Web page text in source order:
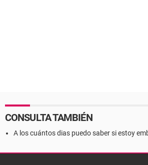
CONSULTA TAMBIÉN
A los cuántos dias puedo saber si estoy